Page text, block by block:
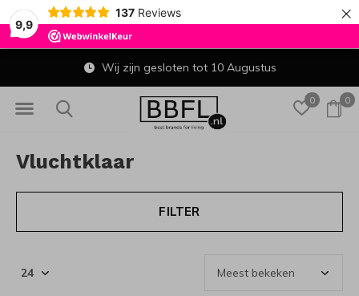
9,9
137 Reviews ×
0 0
Wij zijn gesloten tot 10 Augustus
Vluchtklaar
FILTER